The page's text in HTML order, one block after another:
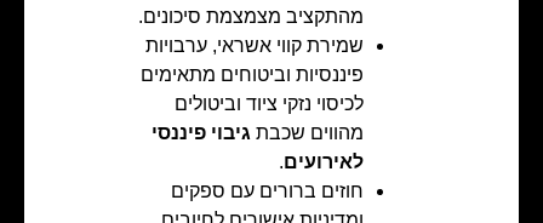
מהתקציב מצמצמת סיכונים.
שמירת קווי אשראי, ערבויות
פיננסיות וביטוחים מתאימים
לכיסוי נזקי ציוד וביטולים
מהווים שכבת גיבוי פיננסי
לאירועים.
חוזים ברורים עם ספקים